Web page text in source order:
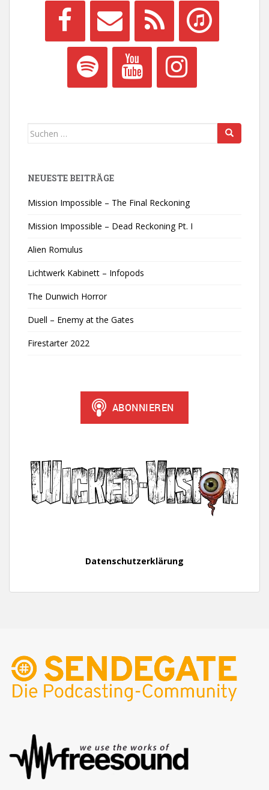
Suchen
NEUESTE BEITRÄGE
Mission Impossible – The Final Reckoning
Mission Impossible – Dead Reckoning Pt. I
Alien Romulus
Lichtwerk Kabinett – Infopods
The Dunwich Horror
Duell – Enemy at the Gates
Firestarter 2022
Datenschutzerklärung